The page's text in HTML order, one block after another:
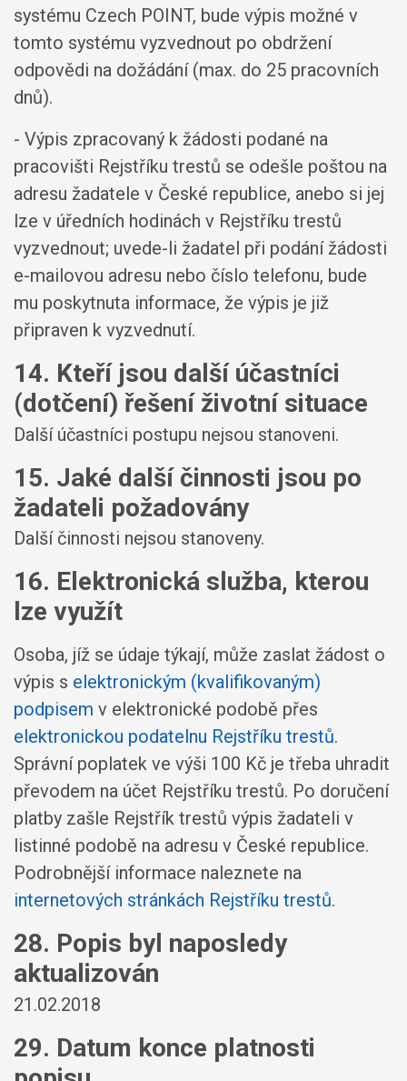
systému Czech POINT, bude výpis možné v
tomto systému vyzvednout po obdržení
odpovědi na dožádání (max. do 25 pracovních
dnů).
- Výpis zpracovaný k žádosti podané na
pracovišti Rejstříku trestů se odešle poštou na
adresu žadatele v České republice, anebo si jej
lze v úředních hodinách v Rejstříku trestů
vyzvednout; uvede-li žadatel při podání žádosti
e-mailovou adresu nebo číslo telefonu, bude
mu poskytnuta informace, že výpis je již
připraven k vyzvednutí.
14. Kteří jsou další účastníci
(dotčení) řešení životní situace
Další účastníci postupu nejsou stanoveni.
15. Jaké další činnosti jsou po
žadateli požadovány
Další činnosti nejsou stanoveny.
16. Elektronická služba, kterou
lze využít
Osoba, jíž se údaje týkají, může zaslat žádost o
výpis s elektronickým (kvalifikovaným)
podpisem v elektronické podobě přes
elektronickou podatelnu Rejstříku trestů.
Správní poplatek ve výši 100 Kč je třeba uhradit
převodem na účet Rejstříku trestů. Po doručení
platby zašle Rejstřík trestů výpis žadateli v
listinné podobě na adresu v České republice.
Podrobnější informace naleznete na
internetových stránkách Rejstříku trestů.
28. Popis byl naposledy
aktualizován
21.02.2018
29. Datum konce platnosti